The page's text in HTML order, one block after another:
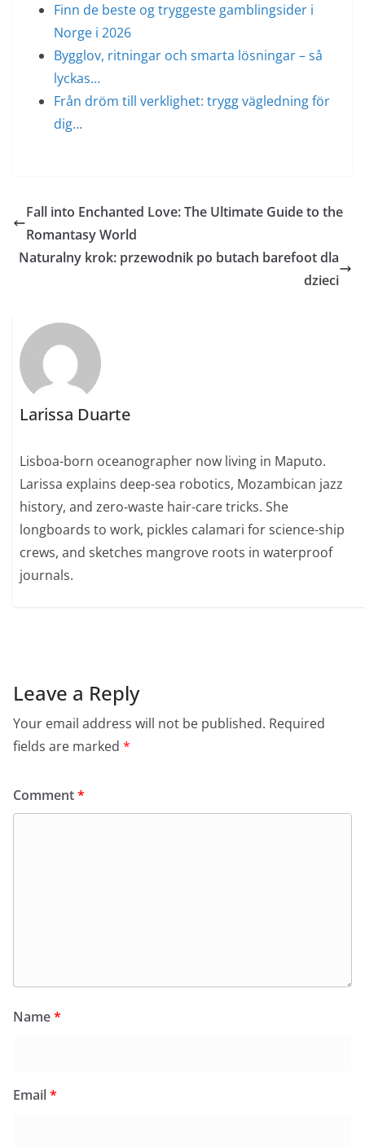
Finn de beste og tryggeste gamblingsider i
Norge i 2026
Bygglov, ritningar och smarta lösningar – så
lyckas…
Från dröm till verklighet: trygg vägledning för
dig…
Fall into Enchanted Love: The Ultimate Guide to the
Romantasy World
Naturalny krok: przewodnik po butach barefoot dla
dzieci
Larissa Duarte
Lisboa-born oceanographer now living in Maputo.
Larissa explains deep-sea robotics, Mozambican jazz
history, and zero-waste hair-care tricks. She
longboards to work, pickles calamari for science-ship
crews, and sketches mangrove roots in waterproof
journals.
Leave a Reply
Your email address will not be published. Required
fields are marked *
Comment*
Name*
Email*